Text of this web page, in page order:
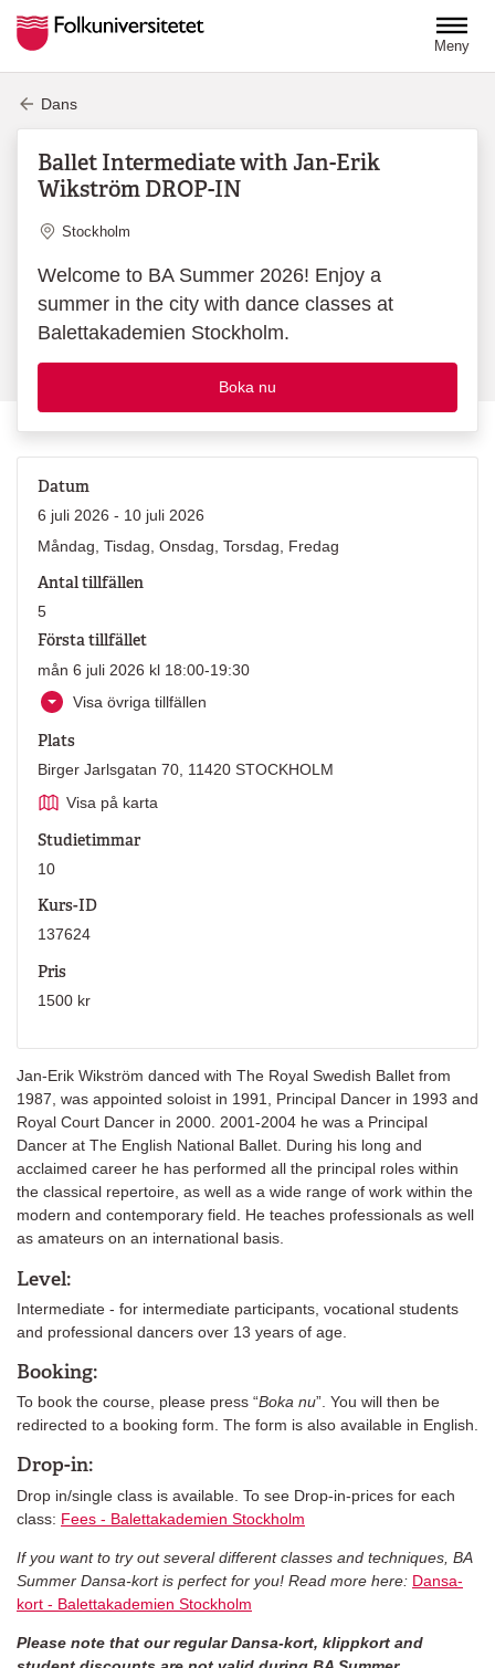
Meny
Dans
Ballet Intermediate with Jan-Erik
Wikström DROP-IN
Plats
Stockholm
Welcome to BA Summer 2026! Enjoy a
summer in the city with dance classes at
Balettakademien Stockholm.
Boka nu
Jan-Erik Wikström danced with The Royal Swedish Ballet from
1987, was appointed soloist in 1991, Principal Dancer in 1993 and
Royal Court Dancer in 2000. 2001-2004 he was a Principal
Dancer at The English National Ballet. During his long and
acclaimed career he has performed all the principal roles within
the classical repertoire, as well as a wide range of work within the
modern and contemporary field. He teaches professionals as well
as amateurs on an international basis.
Level:
Intermediate - for intermediate participants, vocational students
and professional dancers over 13 years of age.
Booking:
To book the course, please press “Boka nu”. You will then be
redirected to a booking form. The form is also available in English.
Drop-in:
Drop in/single class is available. To see Drop-in-prices for each
class: Fees - Balettakademien Stockholm
If you want to try out several different classes and techniques, BA
Summer Dansa-kort is perfect for you! Read more here: Dansa-
kort - Balettakademien Stockholm
Please note that our regular Dansa-kort, klippkort and
Datum
6 juli 2026 - 10 juli 2026
Måndag, Tisdag, Onsdag, Torsdag, Fredag
Antal tillfällen
5
Första tillfället
mån 6 juli 2026 kl 18:00-19:30
Visa övriga tillfällen
Plats
Birger Jarlsgatan 70, 11420 STOCKHOLM
Visa på karta
Studietimmar
10
Kurs-ID
137624
Pris
1500 kr